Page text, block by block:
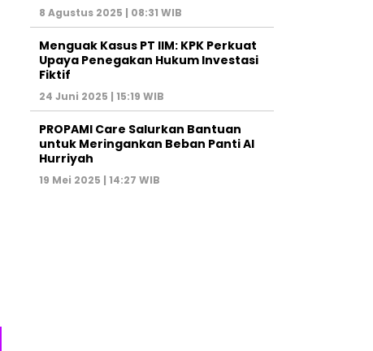
8 Agustus 2025 | 08:31 WIB
Menguak Kasus PT IIM: KPK Perkuat
Upaya Penegakan Hukum Investasi
Fiktif
24 Juni 2025 | 15:19 WIB
PROPAMI Care Salurkan Bantuan
untuk Meringankan Beban Panti Al
Hurriyah
19 Mei 2025 | 14:27 WIB